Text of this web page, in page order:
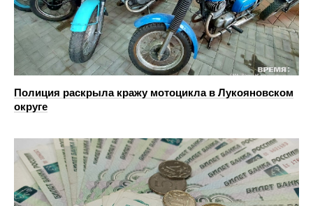
Полиция раскрыла кражу мотоцикла в Лукояновском
округе